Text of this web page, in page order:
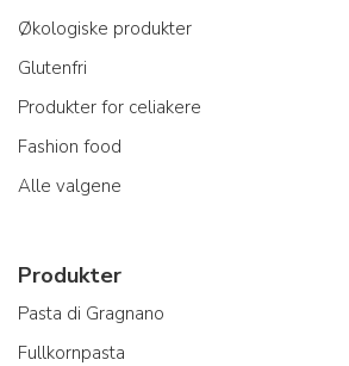
Økologiske produkter
Glutenfri
Produkter for celiakere
Fashion food
Alle valgene
Produkter
Pasta di Gragnano
Fullkornpasta